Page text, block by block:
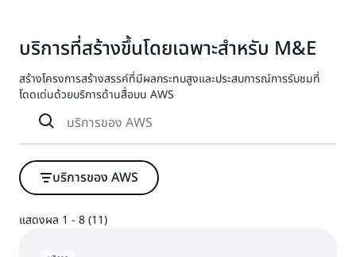
บริการที่สร้างขึ้นโดยเฉพาะสำหรับ M&E
สร้างโครงการสร้างสรรค์ที่มีผลกระทบสูงและประสบการณ์การรับชมที่
โดดเด่นด้วยบริการด้านสื่อบน AWS
บริการของ AWS
แสดงผล 1 - 8 (11)